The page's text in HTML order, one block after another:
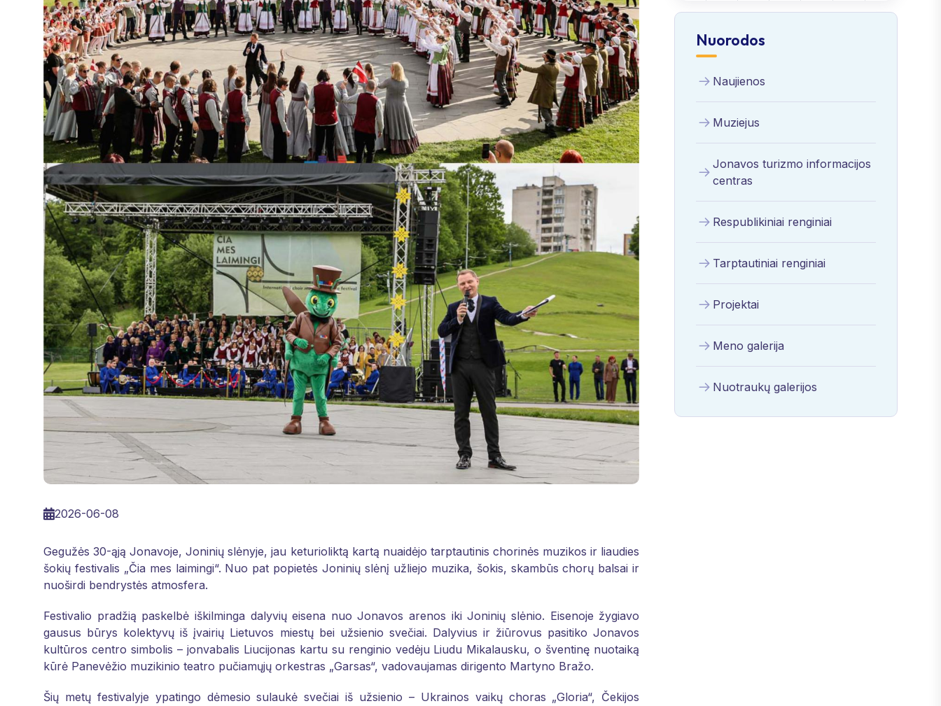
2026-06-08
Gegužės 30-ąją Jonavoje, Joninių slėnyje, jau keturioliktą kartą nuaidėjo tarptautinis chorinės muzikos ir liaudies
šokių festivalis „Čia mes laimingi“. Nuo pat popietės Joninių slėnį užliejo muzika, šokis, skambūs chorų balsai ir
nuoširdi bendrystės atmosfera.
Festivalio pradžią paskelbė iškilminga dalyvių eisena nuo Jonavos arenos iki Joninių slėnio. Eisenoje žygiavo
gausus būrys kolektyvų iš įvairių Lietuvos miestų bei užsienio svečiai. Dalyvius ir žiūrovus pasitiko Jonavos
kultūros centro simbolis – jonvabalis Liucijonas kartu su renginio vedėju Liudu Mikalausku, o šventinę nuotaiką
kūrė Panevėžio muzikinio teatro pučiamųjų orkestras „Garsas“, vadovaujamas dirigento Martyno Bražo.
Šių metų festivalyje ypatingo dėmesio sulaukė svečiai iš užsienio – Ukrainos vaikų choras „Gloria“, Čekijos
Nuorodos
Naujienos
Muziejus
Jonavos turizmo informacijos
centras
Respublikiniai renginiai
Tarptautiniai renginiai
Projektai
Meno galerija
Nuotraukų galerijos